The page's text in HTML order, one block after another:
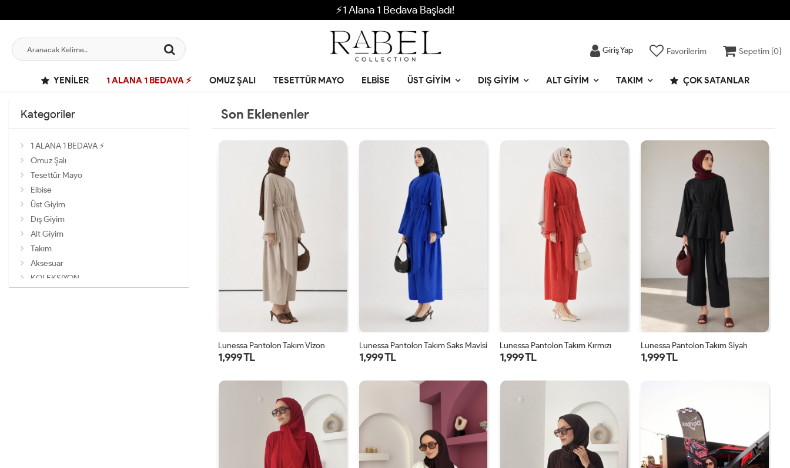
⚡1 Alana 1 Bedava Başladı!
Giriş Yap Favorilerim Sepetim [0]
YENILER 1 ALANA 1 BEDAVA ⚡ OMUZ ŞALI TESETTÜR MAYO ELBISE ÜST GIYIM DIŞ GIYIM ALT GIYIM TAKIM ÇOK SATANLAR
Kategoriler
1 ALANA 1 BEDAVA ⚡
Omuz Şalı
Tesettür Mayo
Elbise
Üst Giyim
Dış Giyim
Alt Giyim
Takım
Aksesuar
KOLEKSİYON
Son Eklenenler
1 2
Lunessa Pantolon Takım Vizon
1,999 TL
1 2
Lunessa Pantolon Takım Saks Mavisi
1,999 TL
1 2
Lunessa Pantolon Takım Kırmızı
1,999 TL
Lunessa Pantolon Takım Siyah
1,999 TL